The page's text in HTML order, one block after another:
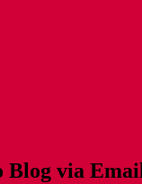
Blog via